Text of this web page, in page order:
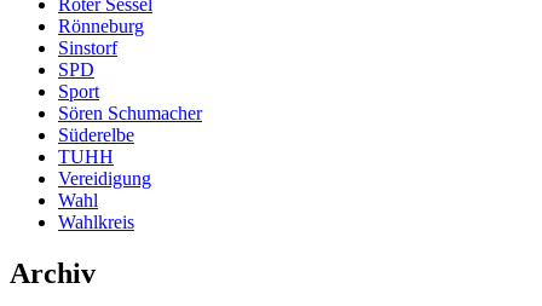
Rönneburg
Sinstorf
SPD
Sport
Sören Schumacher
Süderelbe
TUHH
Vereidigung
Wahl
Wahlkreis
Archiv